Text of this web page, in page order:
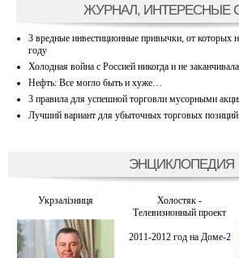
ЖУРНАЛ, ИНТЕРЕСНЫЕ
3 вредные инвестиционные привычки, от которых
году
Холодная война с Россией никогда и не
Нефть: Все могло быть и хуже…
3 правила для успешной торговли мусорными
Лучший вариант для убыточных торговых
ЭНЦИКЛОПЕДИЯ
Укрзалiзниця
Холостяк -
Телевизионный проект
2011-2012 год на Доме-2